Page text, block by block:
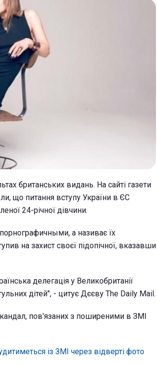
британських видань. На сайті газети
що питання вступу України в ЄС
24-річної дівчини.
а називає їх
на захист своєї підопічної, вказавши
делегація у Великобританії
дітей", - цитує Дєєву The Daily Mail.
пов'язаних з поширеними в ЗМІ
із ЗМІ через відверті фото